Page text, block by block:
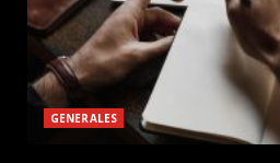
GENERALES